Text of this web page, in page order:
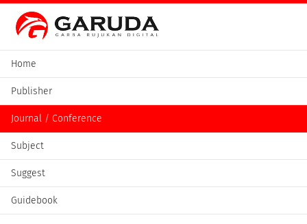
Home
Publisher
Journal / Conference
Subject
Suggest
Guidebook